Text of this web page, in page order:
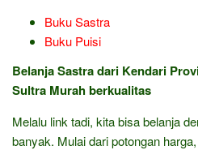
Buku Sastra
Buku Puisi
Belanja Sastra dari Kendari
Sultra Murah berkualitas
Melalu link tadi, kita bisa belanja
banyak. Mulai dari potongan